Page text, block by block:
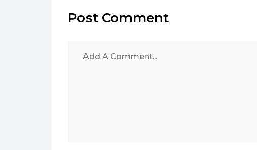
Post Comment